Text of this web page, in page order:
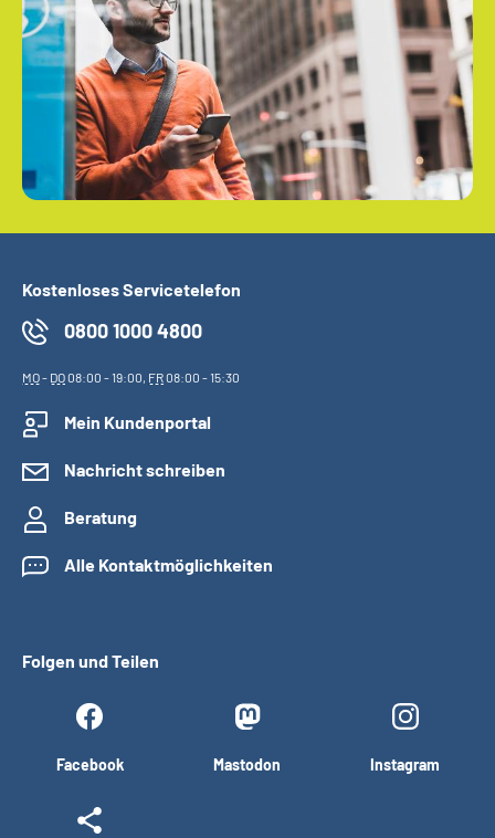
Kostenloses Servicetelefon
0800 1000 4800
MO- DO08:00 - 19:00, FR08:00 - 15:30
Mein Kundenportal
Nachricht schreiben
Beratung
Alle Kontaktmöglichkeiten
Folgen und Teilen
Facebook Mastodon Instagram